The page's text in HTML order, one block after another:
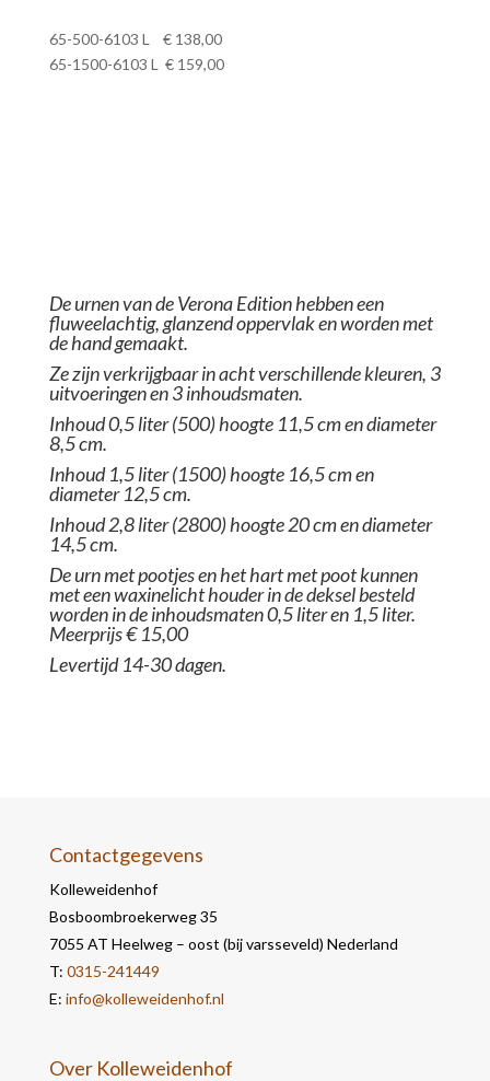
65-500-6103 L € 138,00
65-1500-6103 L € 159,00
De urnen van de Verona Edition hebben een
fluweelachtig, glanzend oppervlak en worden met
de hand gemaakt.
Ze zijn verkrijgbaar in acht verschillende kleuren, 3
uitvoeringen en 3 inhoudsmaten.
Inhoud 0,5 liter (500)hoogte 11,5 cm en diameter
8,5 cm.
Inhoud 1,5 liter (1500) hoogte 16,5 cm en
diameter 12,5 cm.
Inhoud 2,8 liter (2800) hoogte 20 cm en diameter
14,5 cm.
De urn met pootjes en het hart met poot kunnen
met een waxinelicht houder in de deksel besteld
worden in de inhoudsmaten 0,5 liter en 1,5 liter.
Meerprijs € 15,00
Levertijd 14-30 dagen.
Contactgegevens
Kolleweidenhof
Bosboombroekerweg 35
7055 AT Heelweg – oost (bij varsseveld) Nederland
T: 0315-241449
E: info@kolleweidenhof.nl
Over Kolleweidenhof